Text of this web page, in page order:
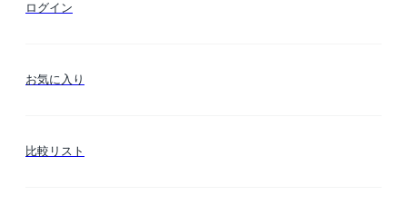
ログイン
お気に入り
比較リスト